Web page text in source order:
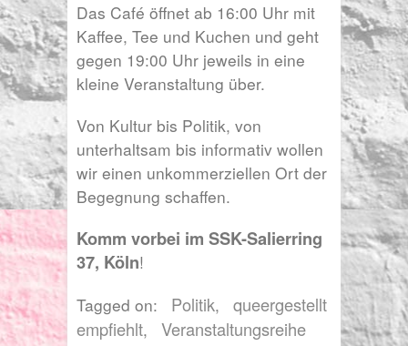
Das Café öffnet ab 16:00 Uhr mit
Kaffee, Tee und Kuchen und geht
gegen 19:00 Uhr jeweils in eine
kleine Veranstaltung über.
Von Kultur bis Politik, von
unterhaltsam bis informativ wollen
wir einen unkommerziellen Ort der
Begegnung schaffen.
Komm vorbei im SSK-Salierring
37, Köln!
Tagged on:
Politik,
queergestellt
empfiehlt, Veranstaltungsreihe